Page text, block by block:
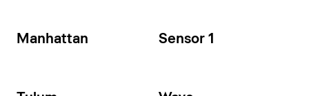
Manhattan Sensor 1